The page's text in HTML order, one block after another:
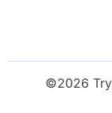
©2026